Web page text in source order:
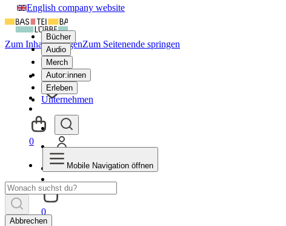
English company website
Bücher
Audio
Merch
Autor:innen
Erleben
Unternehmen
0
Zum Inhalt springenZum Seitenende springen
0
Mobile Navigation öffnen
Abbrechen